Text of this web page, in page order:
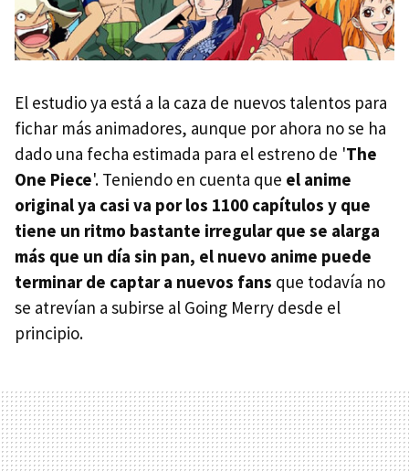
El estudio ya está a la caza de nuevos talentos para
fichar más animadores, aunque por ahora no se ha
dado una fecha estimada para el estreno de 'The
One Piece'. Teniendo en cuenta que el anime
original ya casi va por los 1100 capítulos y que
tiene un ritmo bastante irregular que se alarga
más que un día sin pan, el nuevo anime puede
terminar de captar a nuevos fans que todavía no
se atrevían a subirse al Going Merry desde el
principio.